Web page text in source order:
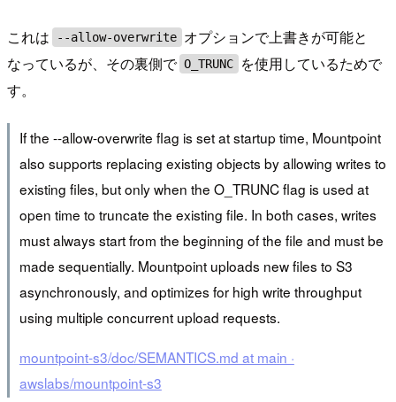
これは --allow-overwrite オプションで上書きが可能と
なっているが、その裏側で O_TRUNC
を使用しているためで
す。
If the --allow-overwrite flag is set at startup time, Mountpoint
also supports replacing existing objects by allowing writes to
existing files, but only when the O_TRUNC flag is used at
open time to truncate the existing file. In both cases, writes
must always start from the beginning of the file and must be
made sequentially. Mountpoint uploads new files to S3
asynchronously, and optimizes for high write throughput
using multiple concurrent upload requests.
mountpoint-s3/doc/SEMANTICS.md at main ·
awslabs/mountpoint-s3